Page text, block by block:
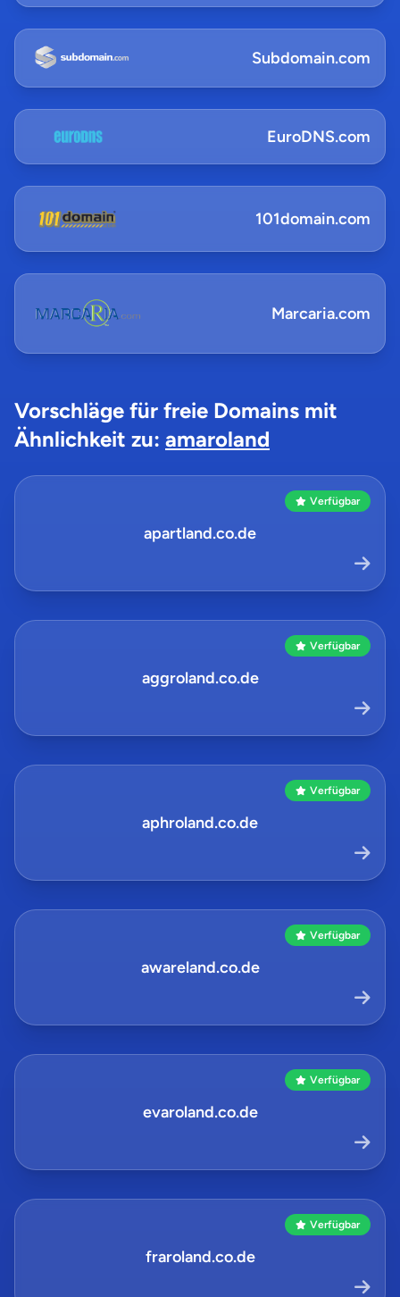
Subdomain.com
EuroDNS.com
101domain.com
Marcaria.com
Vorschläge für freie Domains mit
Ähnlichkeit zu: amaroland
Verfügbar
apartland.co.de
Verfügbar
aggroland.co.de
Verfügbar
aphroland.co.de
Verfügbar
awareland.co.de
Verfügbar
evaroland.co.de
Verfügbar
fraroland.co.de